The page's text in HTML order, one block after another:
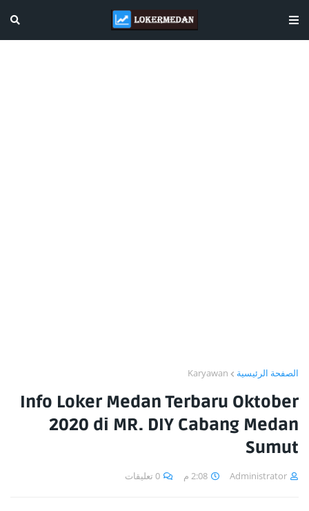
الصفحة الرئيسية Karyawan
Info Loker Medan Terbaru Oktober
2020 di MR. DIY Cabang Medan
Sumut
Administrator 2:08 م 0 تعليقات